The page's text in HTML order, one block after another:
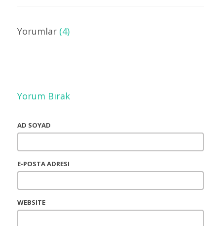
Yorumlar (4)
Yorum Bırak
AD SOYAD
E-POSTA ADRESI
WEBSITE